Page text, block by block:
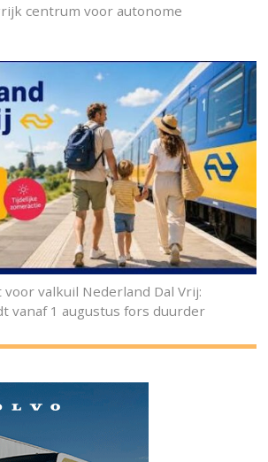
centrum voor autonome
valkuil Nederland Dal Vrij:
vanaf 1 augustus fors duurder